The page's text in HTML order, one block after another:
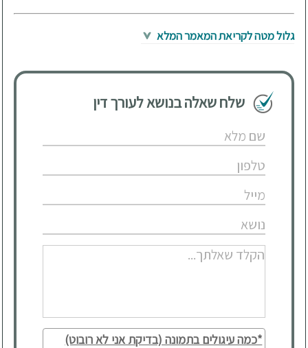
גלול מטה לקריאת המאמר המלא
שלח שאלה בנושא לעורך דין
*כמה עיגולים בתמונה (בדיקת אני לא רובוט)